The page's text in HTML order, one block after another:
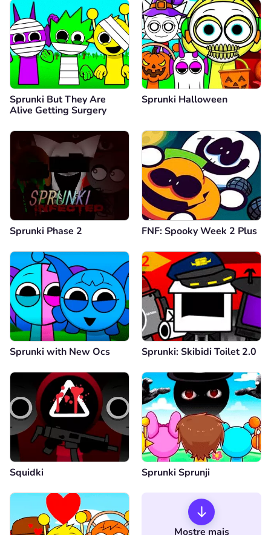
Sprunki But They Are
Alive Getting Surgery
Sprunki Halloween
Sprunki Phase 2 FNF: Spooky Week 2 Plus
Sprunki with New Ocs Sprunki: Skibidi Toilet 2.0
Squidki Sprunki Sprunji
Mostre mais